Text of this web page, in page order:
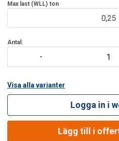
Industri
Lyft/hängning av ljuskronor
Max last (WLL) ton
0,25
Antal:
Visa alla varianter
Logga in i
Lägg till i